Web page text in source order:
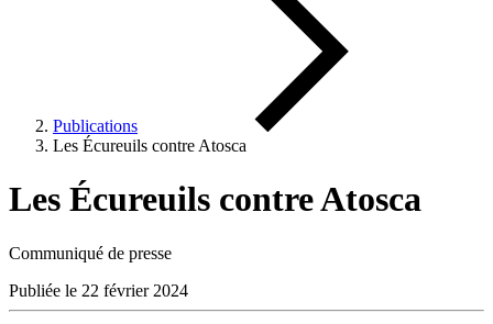
Publications
Les Écureuils contre Atosca
Les Écureuils contre Atosca
Communiqué de presse
Publiée le 22 février 2024